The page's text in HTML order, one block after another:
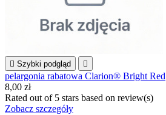
 Szybki podgląd 
pelargonia rabatowa Clarion® Bright Red
8,00 zł
Rated out of 5 stars based on review(s)
Zobacz szczegóły